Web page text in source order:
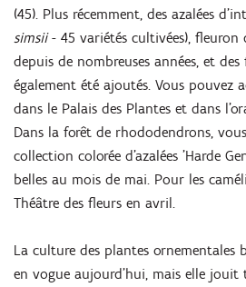
(45). Plus récemment, des azalées
simsii- 45 variétés cultivées), fleuron
depuis de nombreuses années, et
également été ajoutés. Vous pouvez
dans le Palais des Plantes et dans
Dans la forêt de rhododendrons,
collection colorée d'azalées 'Harde
belles au mois de mai. Pour les
Théâtre des fleurs en avril.
La culture des plantes ornementales
en vogue aujourd'hui, mais elle jouit